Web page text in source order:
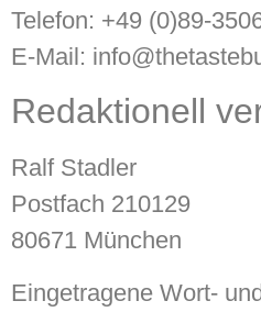
Telefon: +49 (0)89-
E-Mail:
Redaktionell
Ralf Stadler
Postfach 210129
80671 München
Eingetragene Wort-